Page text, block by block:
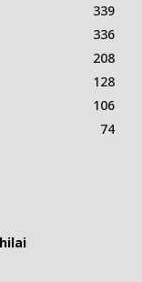
339
336
208
128
106
74